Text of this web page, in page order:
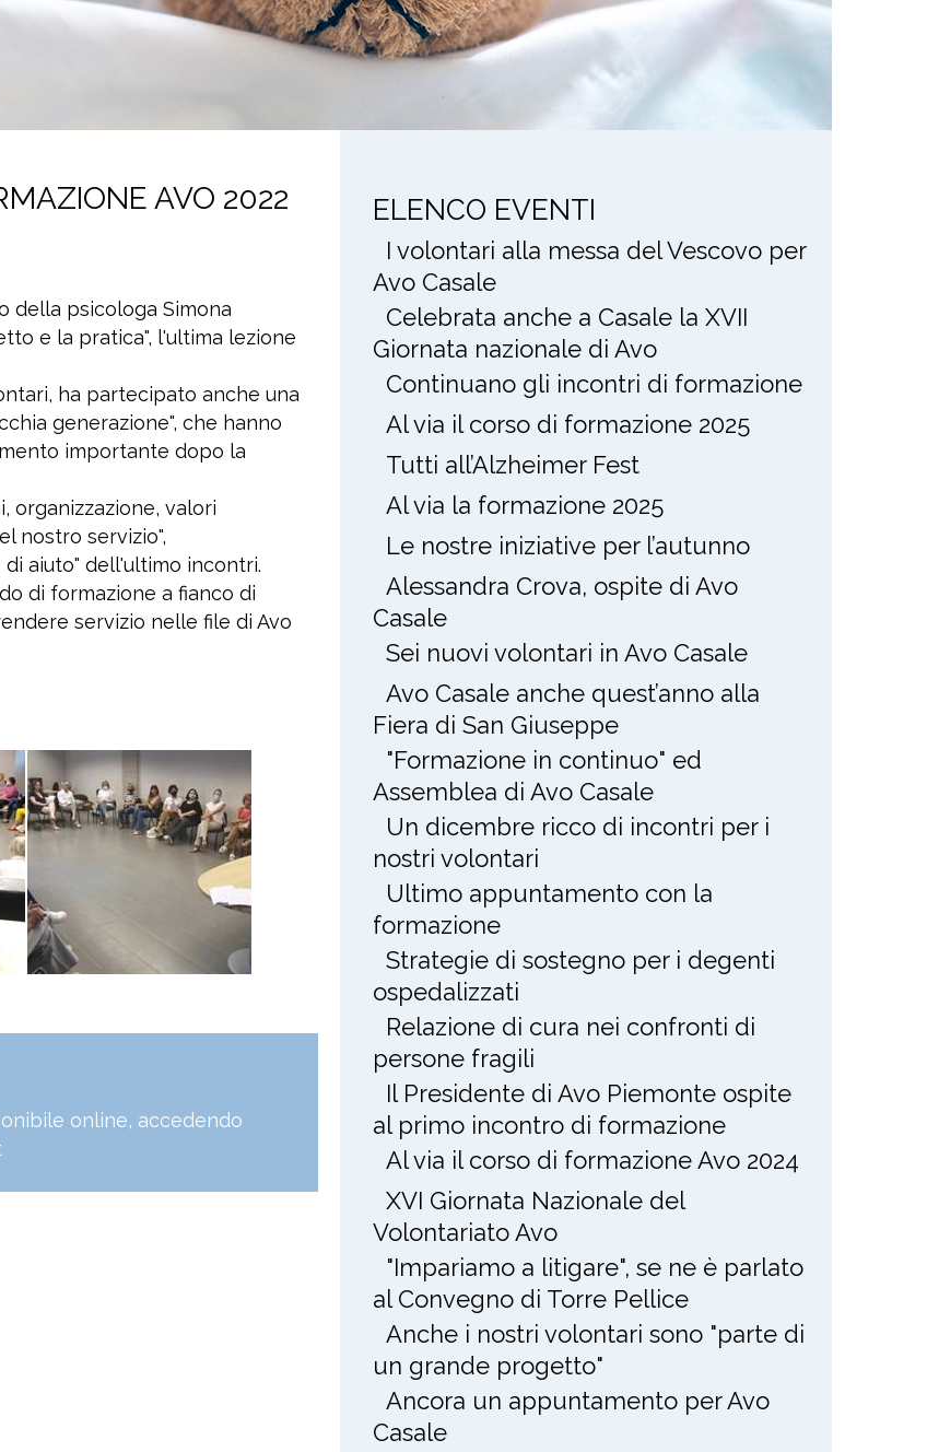
AVO 2022
della psicologa Simona
e la pratica", l'ultima lezione
ha partecipato anche una
generazione", che hanno
importante dopo la
organizzazione, valori
nostro servizio",
di aiuto" dell'ultimo incontri.
di formazione a fianco di
servizio nelle file di Avo
online, accedendo
ELENCO EVENTI
I volontari alla messa del Vescovo per
Avo Casale
Celebrata anche a Casale la XVII
Giornata nazionale di Avo
Continuano gli incontri di formazione
Al via il corso di formazione 2025
Tutti all’Alzheimer Fest
Al via la formazione 2025
Le nostre iniziative per l’autunno
Alessandra Crova, ospite di Avo
Casale
Sei nuovi volontari in Avo Casale
Avo Casale anche quest’anno alla
Fiera di San Giuseppe
"Formazione in continuo" ed
Assemblea di Avo Casale
Un dicembre ricco di incontri per i
nostri volontari
Ultimo appuntamento con la
formazione
Strategie di sostegno per i degenti
ospedalizzati
Relazione di cura nei confronti di
persone fragili
Il Presidente di Avo Piemonte ospite
al primo incontro di formazione
Al via il corso di formazione Avo 2024
XVI Giornata Nazionale del
Volontariato Avo
"Impariamo a litigare", se ne è parlato
al Convegno di Torre Pellice
Anche i nostri volontari sono "parte di
un grande progetto"
Ancora un appuntamento per Avo
Casale